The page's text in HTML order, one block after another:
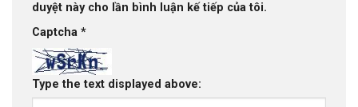
duyệt này cho lần bình luận kế tiếp của tôi.
Captcha *
Type the text displayed above: